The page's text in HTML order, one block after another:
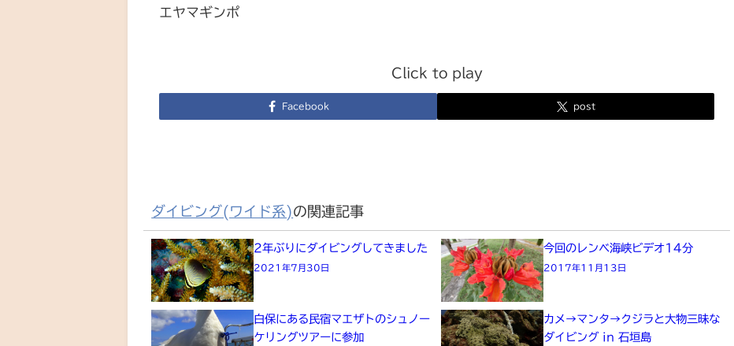
エヤマギンポ
Click to play
Facebook post
ダイビング(ワイド系)の関連記事
2年ぶりにダイビングしてきました
2021年7月30日
今回のレンベ海峡ビデオ14分
2017年11月13日
白保にある民宿マエザトのシュノー
ケリングツアーに参加
カメ→マンタ→クジラと大物三昧な
ダイビング in 石垣島